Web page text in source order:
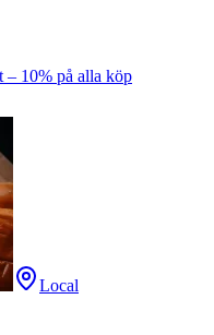
– 10% på alla köp
Local